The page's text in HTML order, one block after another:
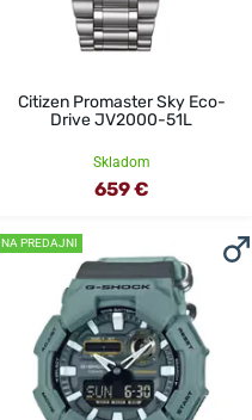
Citizen Promaster Sky Eco-
Drive JV2000-51L
Skladom
659 €
NA PREDAJNI